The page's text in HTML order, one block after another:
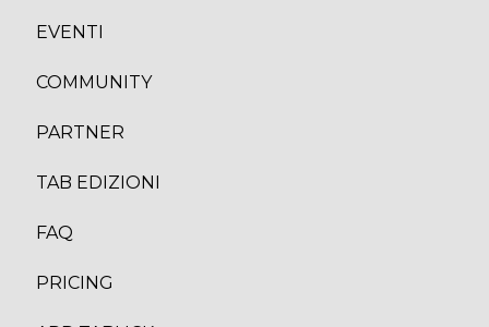
EVENTI
COMMUNITY
PARTNER
TAB EDIZION
FAQ
PRICING